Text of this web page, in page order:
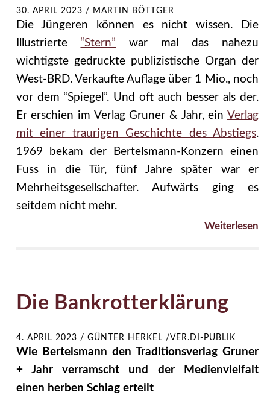
30. APRIL 2023 / MARTIN BÖTTGER
Die Jüngeren können es nicht wissen. Die
Illustrierte “Stern” war mal das nahezu
wichtigste gedruckte publizistische Organ der
West-BRD. Verkaufte Auflage über 1 Mio., noch
vor dem “Spiegel”. Und oft auch besser als der.
Er erschien im Verlag Gruner & Jahr, ein Verlag
mit einer traurigen Geschichte des Abstiegs.
1969 bekam der Bertelsmann-Konzern einen
Fuss in die Tür, fünf Jahre später war er
Mehrheitsgesellschafter. Aufwärts ging es
seitdem nicht mehr.
Weiterlesen
Die Bankrotterklärung
4. APRIL 2023 / GÜNTER HERKEL /VER.DI-PUBLIK
Wie Bertelsmann den Traditionsverlag Gruner
+ Jahr verramscht und der Medienvielfalt
einen herben Schlag erteilt